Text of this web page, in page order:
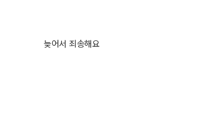
늦어서 죄송해요